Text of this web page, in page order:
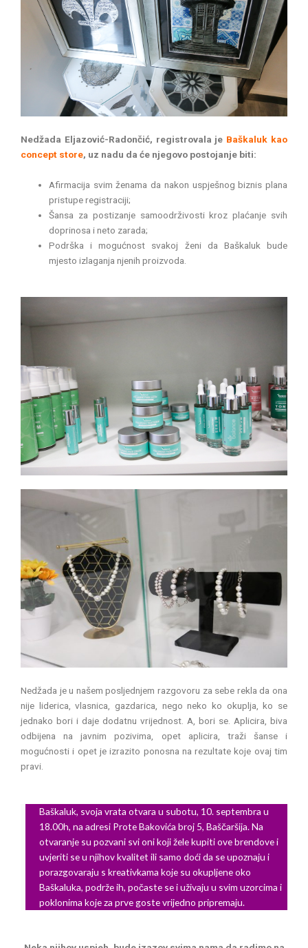
Nedžada Eljazović-Radončić, registrovala je Baškaluk kao
concept store, uz nadu da će njegovo postojanje biti:
Afirmacija svim ženama da nakon uspješnog biznis plana
pristupe registraciji;
Šansa za postizanje samoodrživosti kroz plaćanje svih
doprinosa i neto zarada;
Podrška i mogućnost svakoj ženi da Baškaluk bude
mjesto izlaganja njenih proizvoda.
Nedžada je u našem posljednjem razgovoru za sebe rekla da ona
nije liderica, vlasnica, gazdarica, nego neko ko okuplja, ko se
jednako bori i daje dodatnu vrijednost. A, bori se. Aplicira, biva
odbijena na javnim pozivima, opet aplicira, traži šanse i
mogućnosti i opet je izrazito ponosna na rezultate koje ovaj tim
pravi.
Baškaluk, svoja vrata otvara u subotu, 10. septembra u
18.00h, na adresi Prote Bakovića broj 5, Baščaršija. Na
otvaranje su pozvani svi oni koji žele kupiti ove brendove i
uvjeriti se u njihov kvalitet ili samo doći da se upoznaju i
porazgovaraju s kreativkama koje su okupljene oko
Baškaluka, podrže ih, počaste se i uživaju u svim uzorcima i
poklonima koje za prve goste vrijedno pripremaju.